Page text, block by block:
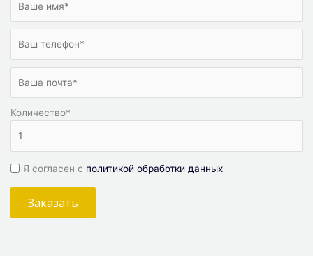
Количество*
Я согласен с политикой обработки данных
Заказать